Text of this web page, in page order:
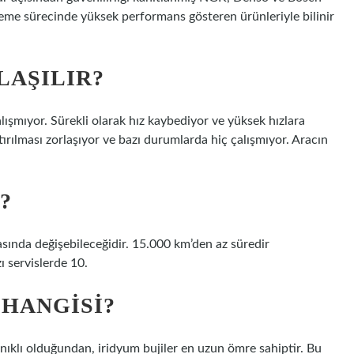
sürecinde yüksek performans gösteren ürünleriyle bilinir
Sürekli olarak hız kaybediyor ve yüksek hızlara
zorlaşıyor ve bazı durumlarda hiç çalışmıyor. Aracın
değişebileceğidir. 15.000 km’den az süredir
servislerde 10.
olduğundan, iridyum bujiler en uzun ömre sahiptir. Bu